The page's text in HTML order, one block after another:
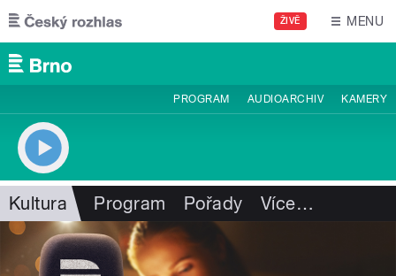
Přejít k hlavnímu obsahu
ŽIVĚ MENU
PROGRAM AUDIOARCHIV KAMERY
Kultura Program Pořady Více…